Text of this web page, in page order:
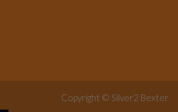
Copyright © Silver2 Bexter